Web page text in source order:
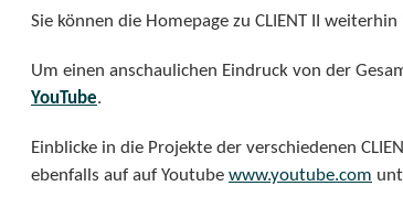
Sie können die Homepage zu CLIENT II weiterhin
Um einen anschaulichen Eindruck von der
YouTube.
Einblicke in die Projekte der verschiedenen
ebenfalls auf auf Youtube www.youtube.com